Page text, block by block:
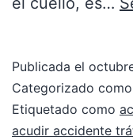
Publicada el
Categorizado como
Etiquetado como
acudir accidente